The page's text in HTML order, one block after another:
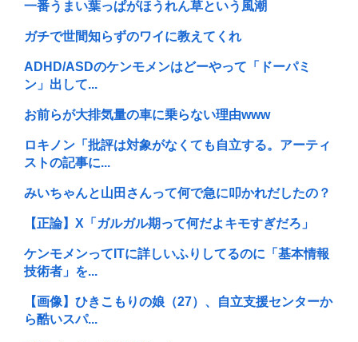
一番うまい葉っぱがほうれん草という風潮
ガチで世間知らずのワイに教えてくれ
ADHD/ASDのケンモメンはどーやって「ドーパミ
ン」出して...
お前らが大排気量の車に乗らない理由www
ロキノン「批評は対象がなくても自立する。アーティ
ストの記事に...
みいちゃんと山田さんって何で急に叩かれだしたの？
【正論】X「ガルガル期って何だよキモすぎだろ」
ケンモメンってITに詳しいふりしてるのに「基本情報
技術者」を...
【画像】ひきこもりの娘（27）、自立支援センターか
ら酷いスパ...